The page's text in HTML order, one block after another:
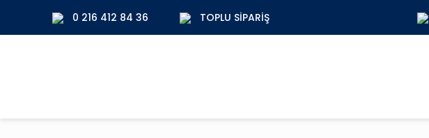
0 216 412 84 36 TOPLU SIPARIŞ